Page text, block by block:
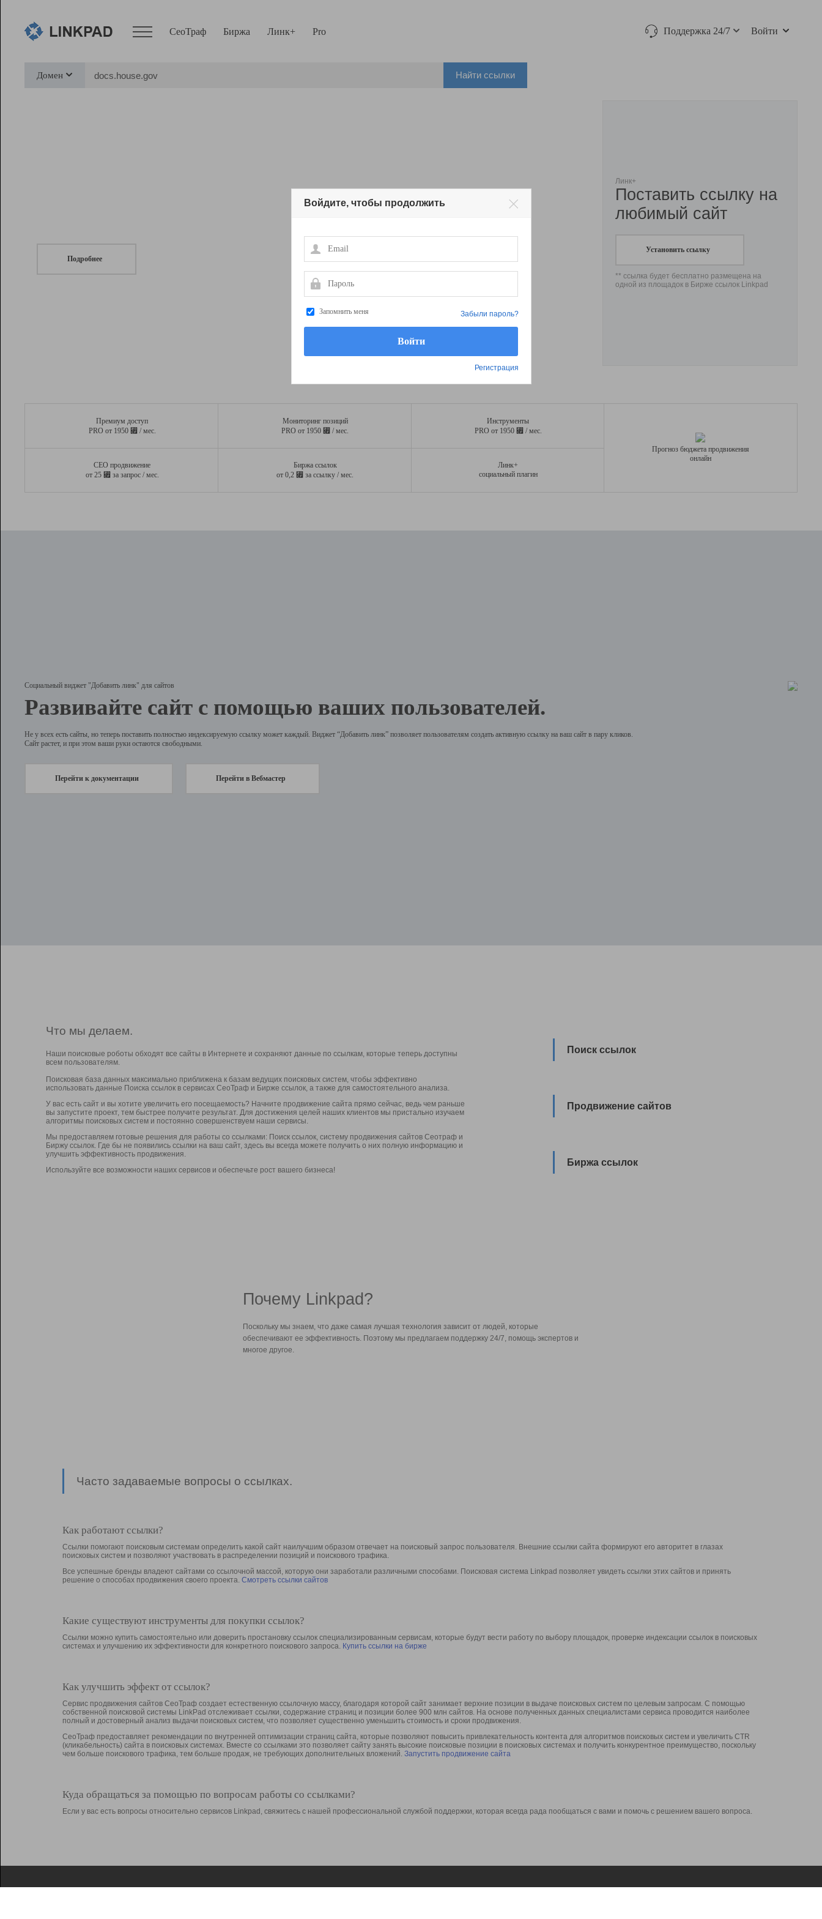
СеоТраф Биржа Линк+ Pro Поддержка 24/7 Войти
Домен Найти ссылки
Подробнее
Линк+
Поставить ссылку на
любимый сайт
Установить ссылку
** ссылка будет бесплатно размещена на
одной из площадок в Бирже ссылок Linkpad
Премиум доступ
PRO от 1950 ⃏ / мес.
Мониторинг позиций
PRO от 1950 ⃏ / мес.
Инструменты
PRO от 1950 ⃏ / мес.
СЕО продвижение
от 25 ⃏ за запрос / мес.
Биржа ссылок
от 0,2 ⃏ за ссылку / мес.
Линк+
социальный плагин
Прогноз бюджета продвижения
онлайн
Социальный виджет "Добавить линк" для сайтов
Развивайте сайт с помощью ваших пользователей.
Не у всех есть сайты, но теперь поставить полностью индексируемую ссылку может каждый. Виджет “Добавить линк” позволяет пользователям создать активную ссылку на ваш сайт в пару кликов.
Сайт растет, и при этом ваши руки остаются свободными.
Перейти к документации Перейти в Вебмастер
Что мы делаем.
Наши поисковые роботы обходят все сайты в Интернете и сохраняют данные по ссылкам, которые теперь доступны
всем пользователям.
Поисковая база данных максимально приближена к базам ведущих поисковых систем, чтобы эффективно
использовать данные Поиска ссылок в сервисах СеоТраф и Бирже ссылок, а также для самостоятельного анализа.
У вас есть сайт и вы хотите увеличить его посещаемость? Начните продвижение сайта прямо сейчас, ведь чем раньше
вы запустите проект, тем быстрее получите результат. Для достижения целей наших клиентов мы пристально изучаем
алгоритмы поисковых систем и постоянно совершенствуем наши сервисы.
Мы предоставляем готовые решения для работы со ссылками: Поиск ссылок, систему продвижения сайтов Сеотраф и
Биржу ссылок. Где бы не появились ссылки на ваш сайт, здесь вы всегда можете получить о них полную информацию и
улучшить эффективность продвижения.
Используйте все возможности наших сервисов и обеспечьте рост вашего бизнеса!
Поиск ссылок
Продвижение сайтов
Биржа ссылок
Почему Linkpad?
Поскольку мы знаем, что даже самая лучшая технология зависит от людей, которые
обеспечивают ее эффективность. Поэтому мы предлагаем поддержку 24/7, помощь экспертов и
многое другое.
Часто задаваемые вопросы о ссылках.
Как работают ссылки?
Ссылки помогают поисковым системам определить какой сайт наилучшим образом отвечает на поисковый запрос пользователя. Внешние ссылки сайта формируют его авторитет в глазах
поисковых систем и позволяют участвовать в раcпределении позиций и поискового трафика.
Все успешные бренды владеют сайтами со ссылочной массой, которую они заработали различными способами. Поисковая система Linkpad позволяет увидеть ссылки этих сайтов и принять
решение о способах продвижения своего проекта. Смотреть ссылки сайтов
Какие существуют инструменты для покупки ссылок?
Ссылки можно купить самостоятельно или доверить простановку ссылок специализированным сервисам, которые будут вести работу по выбору площадок, проверке индексации ссылок в поисковых
системах и улучшению их эффективности для конкретного поискового запроса. Купить ссылки на бирже
Как улучшить эффект от ссылок?
Сервис продвижения сайтов СеоТраф создает естественную ссылочную массу, благодаря которой сайт занимает верхние позиции в выдаче поисковых систем по целевым запросам. С помощью
собственной поисковой системы LinkPad отслеживает ссылки, содержание страниц и позиции более 900 млн сайтов. На основе полученных данных специалистами сервиса проводится наиболее
полный и достоверный анализ выдачи поисковых систем, что позволяет существенно уменьшить стоимость и сроки продвижения.
СеоТраф предоставляет рекомендации по внутренней оптимизации страниц сайта, которые позволяют повысить привлекательность контента для алгоритмов поисковых систем и увеличить CTR
(кликабельность) сайта в поисковых системах. Вместе со ссылками это позволяет сайту занять высокие поисковые позиции в поисковых системах и получить конкурентное преимущество, поскольку
чем больше поискового трафика, тем больше продаж, не требующих дополнительных вложений. Запустить продвижение сайта
Куда обращаться за помощью по вопросам работы со ссылками?
Если у вас есть вопросы относительно сервисов Linkpad, свяжитесь с нашей профессиональной службой поддержки, которая всегда рада пообщаться с вами и помочь с решением вашего вопроса.
Войдите, чтобы продолжить
Email
Пароль
Запомнить меня
Регистрация
Забыли пароль?